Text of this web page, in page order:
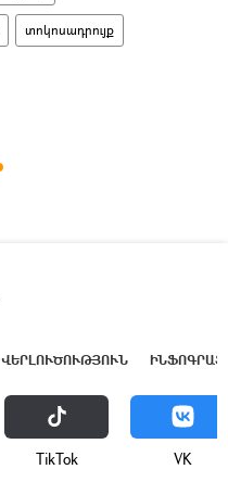
տոկոսադրույք
ՎԵՐԼՈՒԾՈՒԹՅՈՒՆ
ТikТоk VK